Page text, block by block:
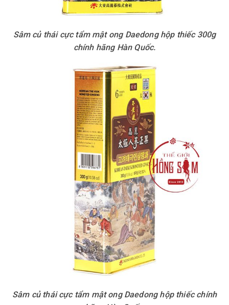
Sâm củ thái cực tẩm mật ong Daedong hộp thiếc 300g
chính hãng Hàn Quốc.
Sâm củ thái cực tẩm mật ong Daedong hộp thiếc chính